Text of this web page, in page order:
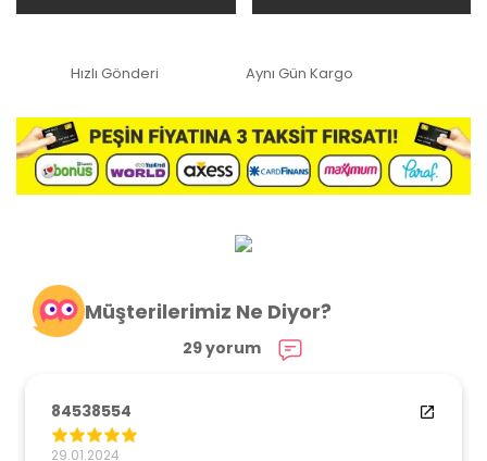
Hızlı Gönderi Aynı Gün Kargo
Müşterilerimiz Ne Diyor?
29 yorum
84538554
29.01.2024